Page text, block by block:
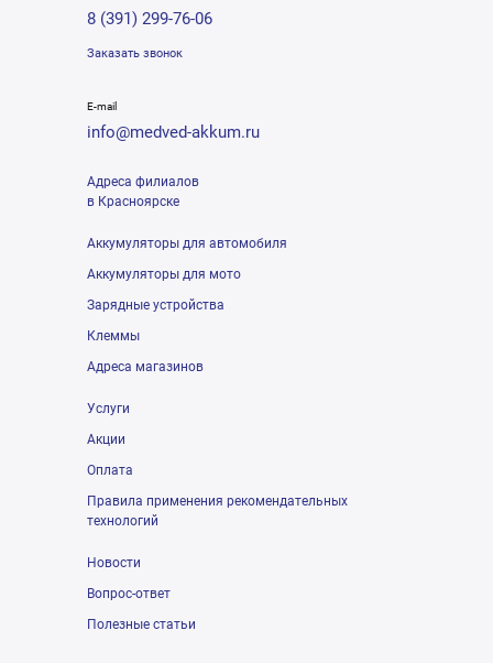
8 (391) 299-76-06
Заказать звонок
E-mail
info@medved-akkum.ru
Адреса филиалов
в Красноярске
Аккумуляторы для автомобиля
Аккумуляторы для мото
Зарядные устройства
Клеммы
Адреса магазинов
Услуги
Акции
Оплата
Правила применения рекомендательных
технологий
Новости
Вопрос-ответ
Полезные статьи